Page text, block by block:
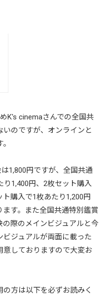
K's cinemaさんでの全国共
のですが、オンラインと
1,800円ですが、全国共通
1,400円、2枚セット購入
購入で1枚あたり1,200円
ます。また全国共通特別鑑賞
際のメインビジュアルと今
ジュアルが両面に載った
意しておりますので大変お
の方は以下を必ずお読みく